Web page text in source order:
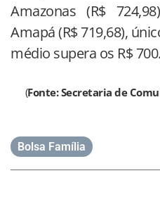
Amazonas (R$
Amapá (R$ 719,68),
médio supera os R$ 700.
(Fonte: Secretaria de
Bolsa Família